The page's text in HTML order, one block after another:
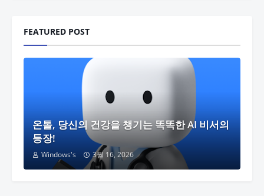
FEATURED POST
온톨, 당신의 건강을 챙기는 똑똑한 AI 비서의
등장!
Windows's 3월 16, 2026